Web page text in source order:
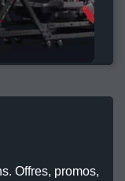
Offres, promos,